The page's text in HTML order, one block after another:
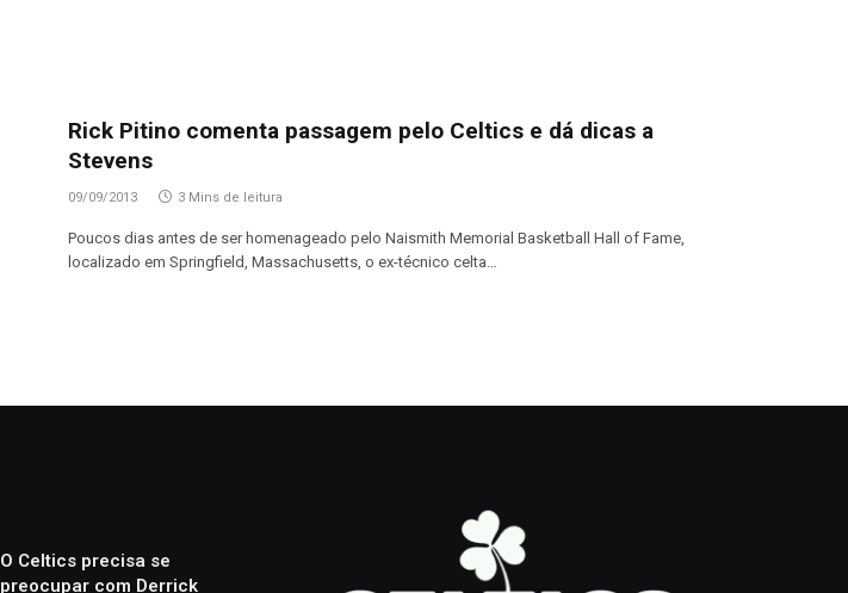
Rick Pitino comenta passagem pelo Celtics e dá dicas a
Stevens
09/09/2013 3 Mins de leitura
Poucos dias antes de ser homenageado pelo Naismith Memorial Basketball Hall of Fame,
localizado em Springfield, Massachusetts, o ex-técnico celta…
O Celtics precisa se
preocupar com Derrick